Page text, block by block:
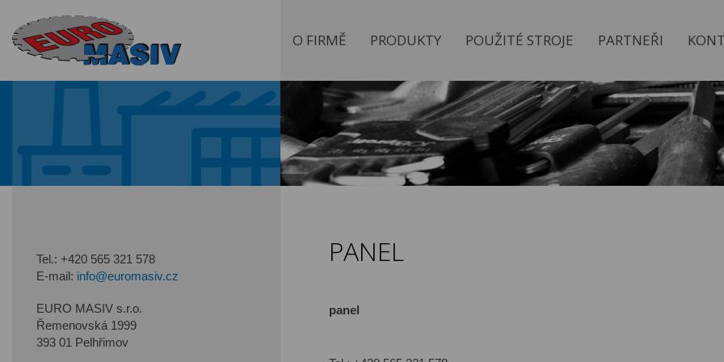
O FIRMĚ PRODUKTY POUŽITÉ STROJE PARTNEŘI
PANEL
panel
Tel.: +420 565 321 578
E-mail: info@euromasiv.cz
EURO MASIV s.r.o.
Řemenovská 1999
393 01 Pelhřimov